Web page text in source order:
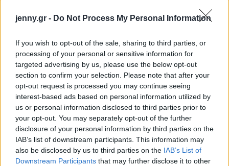
jenny.gr - Do Not Process My Personal Information
If you wish to opt-out of the sale, sharing to third parties, or
processing of your personal or sensitive information for
targeted advertising by us, please use the below opt-out
section to confirm your selection. Please note that after your
opt-out request is processed you may continue seeing
interest-based ads based on personal information utilized by
us or personal information disclosed to third parties prior to
your opt-out. You may separately opt-out of the further
disclosure of your personal information by third parties on the
IAB’s list of downstream participants. This information may
also be disclosed by us to third parties on the IAB’s List of
Downstream Participants that may further disclose it to other